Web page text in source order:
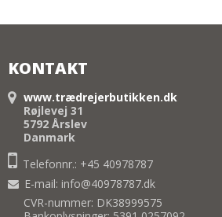
KONTAKT
www.trædrejerbutikken.dk
Røjlevej 31
5792 Årslev
Danmark
Telefonnr.: +45 40978787
E-mail: info@40978787.dk
CVR-nummer: DK38999575